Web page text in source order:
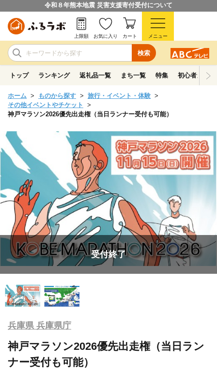
令和８年熊本地震 災害支援寄付受付について
検索
上限額 お気に入り カート メニュー
トップ ランキング 返礼品一覧 まち一覧 特集 初心者ガイド
ホーム ものから探す
旅行・イベント・体験
その他イベントやチケット
神戸マラソン2026優先出走権（当日ランナー受付も可能）
受付終了
兵庫県 兵庫県庁
神戸マラソン2026優先出走権（当日ラン
ナー受付も可能）